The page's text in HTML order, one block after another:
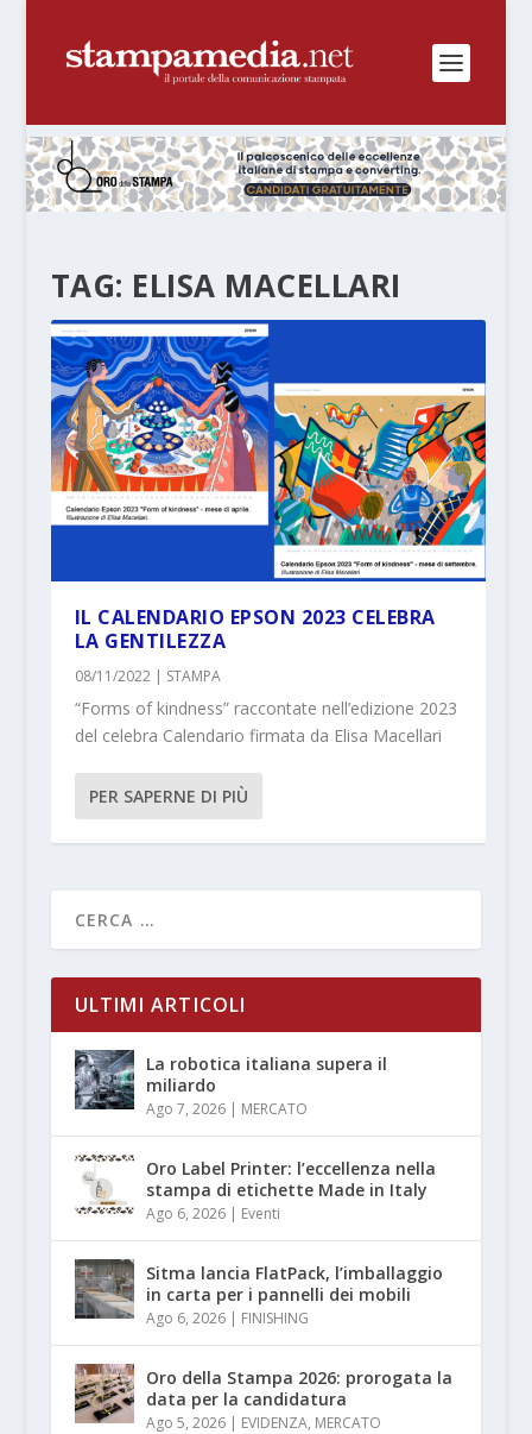
TAG: ELISA MACELLARI
IL CALENDARIO EPSON 2023 CELEBRA
LA GENTILEZZA
08/11/2022| STAMPA
“Forms of kindness” raccontate nell’edizione 2023
del celebra Calendario firmata da Elisa Macellari
PER SAPERNE DI PIÙ
ULTIMI ARTICOLI
La robotica italiana supera il
miliardo
Ago 7, 2026| MERCATO
Oro Label Printer: l’eccellenza nella
stampa di etichette Made in Italy
Ago 6, 2026| Eventi
Sitma lancia FlatPack, l’imballaggio
in carta per i pannelli dei mobili
Ago 6, 2026| FINISHING
Oro della Stampa 2026: prorogata la
data per la candidatura
Ago 5, 2026| EVIDENZA, MERCATO